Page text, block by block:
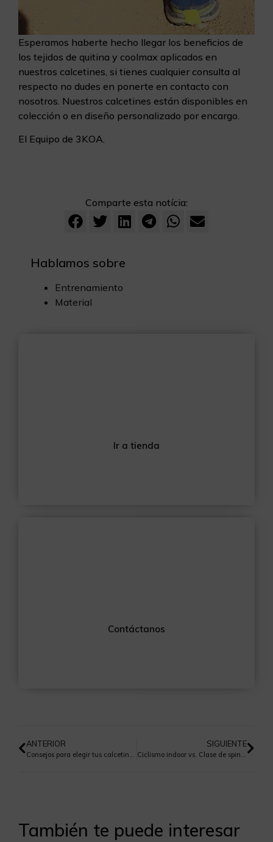
Esperamos haberte hecho llegar los beneficios de
los tejidos de quitina y coolmax aplicados en
nuestros calcetines, si tienes cualquier consulta al
respecto no dudes en ponerte en contacto con
nosotros. Nuestros calcetines están disponibles en
colección o en diseño personalizado por encargo.
El Equipo de 3KOA.
Comparte esta notícia:
Hablamos sobre
Entrenamiento
Material
Ir a tienda
Contáctanos
ANTERIOR
Consejos para elegir tus calcetines de forma correcta
SIGUIENTE
Ciclismo indoor vs. Clase de spinning: ¿Qué es mejor?
También te puede interesar